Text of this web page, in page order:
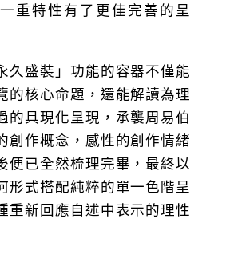
重特性有了更佳完善的呈
久盛裝」功能的容器不僅能
的核心命題，還能解讀為理
的具現化呈現，承襲周易伯
創作概念，感性的創作情緒
便已全然梳理完畢，最終以
形式搭配純粹的單一色階呈
重新回應自述中表示的理性